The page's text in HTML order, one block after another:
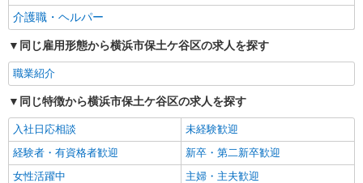
キープ
介護職・ヘルパー
同じ雇用形態から横浜市保土ケ谷区の求人を探す
職業紹介
同じ特徴から横浜市保土ケ谷区の求人を探す
入社日応相談
未経験歓迎
経験者・有資格者歓迎
新卒・第二新卒歓迎
女性活躍中
主婦・主夫歓迎